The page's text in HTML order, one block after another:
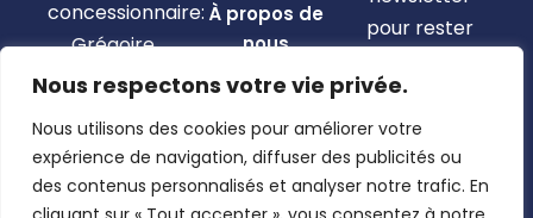
Nous respectons votre vie privée.
Nous utilisons des cookies pour améliorer votre
expérience de navigation, diffuser des publicités ou
des contenus personnalisés et analyser notre trafic. En
concessionnaire:
Grégoire
Besson,
Claas,
Josking,
Wacker
Neuson,
À propos de
nous
Nous
Mon compte
Pages légales
Mentions
pour rester
toutes les
nouveautés.